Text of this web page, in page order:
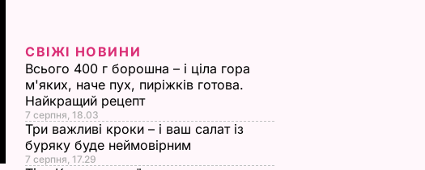
СВІЖІ НОВИНИ
Всього 400 г борошна – і ціла гора
м'яких, наче пух, пиріжків готова.
Найкращий рецепт
7 серпня, 18.03
Три важливі кроки – і ваш салат із
буряку буде неймовірним
7 серпня, 17.29